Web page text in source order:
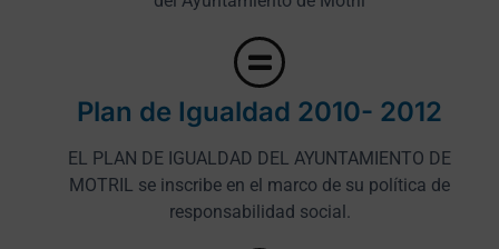
Plan de Igualdad 2010- 2012
EL PLAN DE IGUALDAD DEL AYUNTAMIENTO DE
MOTRIL se inscribe en el marco de su política de
responsabilidad social.